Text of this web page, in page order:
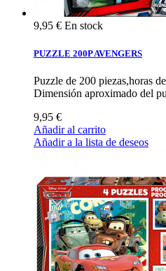
9,95 € En stock
PUZZLE 200P AVENGERS
Puzzle de 200 piezas,horas
Dimensión aproximado del
9,95 €
Añadir al carrito
Añadir a la lista de deseos